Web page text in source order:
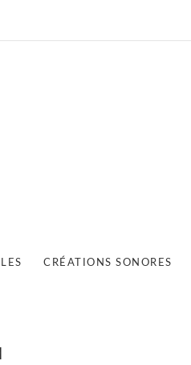
CRÉATIONS SONORES